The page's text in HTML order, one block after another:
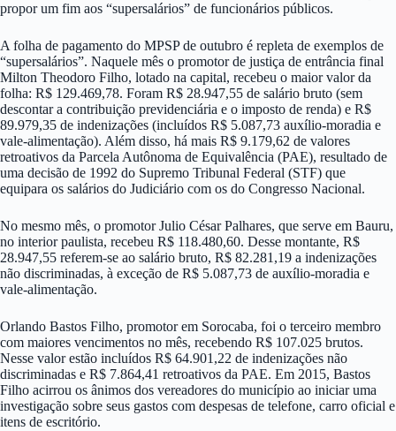
propor um fim aos “supersalários” de funcionários públicos.
A folha de pagamento do MPSP de outubro é repleta de exemplos de
“supersalários”. Naquele mês o promotor de justiça de entrância final
Milton Theodoro Filho, lotado na capital, recebeu o maior valor da
folha: R$ 129.469,78. Foram R$ 28.947,55 de salário bruto (sem
descontar a contribuição previdenciária e o imposto de renda) e R$
89.979,35 de indenizações (incluídos R$ 5.087,73 auxílio-moradia e
vale-alimentação). Além disso, há mais R$ 9.179,62 de valores
retroativos da Parcela Autônoma de Equivalência (PAE), resultado de
uma decisão de 1992 do Supremo Tribunal Federal (STF) que
equipara os salários do Judiciário com os do Congresso Nacional.
No mesmo mês, o promotor Julio César Palhares, que serve em Bauru,
no interior paulista, recebeu R$ 118.480,60. Desse montante, R$
28.947,55 referem-se ao salário bruto, R$ 82.281,19 a indenizações
não discriminadas, à exceção de R$ 5.087,73 de auxílio-moradia e
vale-alimentação.
Orlando Bastos Filho, promotor em Sorocaba, foi o terceiro membro
com maiores vencimentos no mês, recebendo R$ 107.025 brutos.
Nesse valor estão incluídos R$ 64.901,22 de indenizações não
discriminadas e R$ 7.864,41 retroativos da PAE. Em 2015, Bastos
Filho acirrou os ânimos dos vereadores do município ao iniciar uma
investigação sobre seus gastos com despesas de telefone, carro oficial e
itens de escritório.